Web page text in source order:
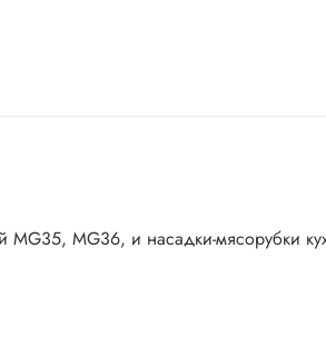
MG35, MG36, и насадки-мясорубки